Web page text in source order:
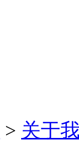
> 关于